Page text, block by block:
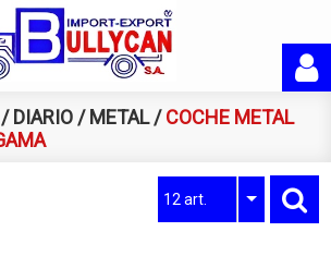
/ DIARIO / METAL/COCHE METAL
12 art.